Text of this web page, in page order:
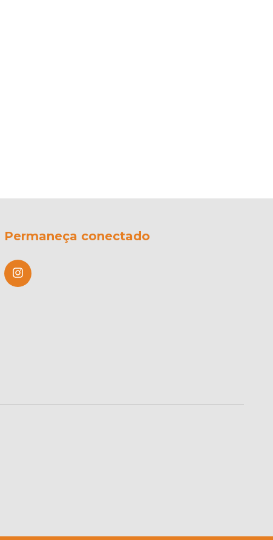
Permaneça conectado